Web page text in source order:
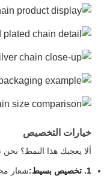
خيارات التخصيص
ألا يعجبك هذا النمط؟
1. تخصيص بسيط:
شعار